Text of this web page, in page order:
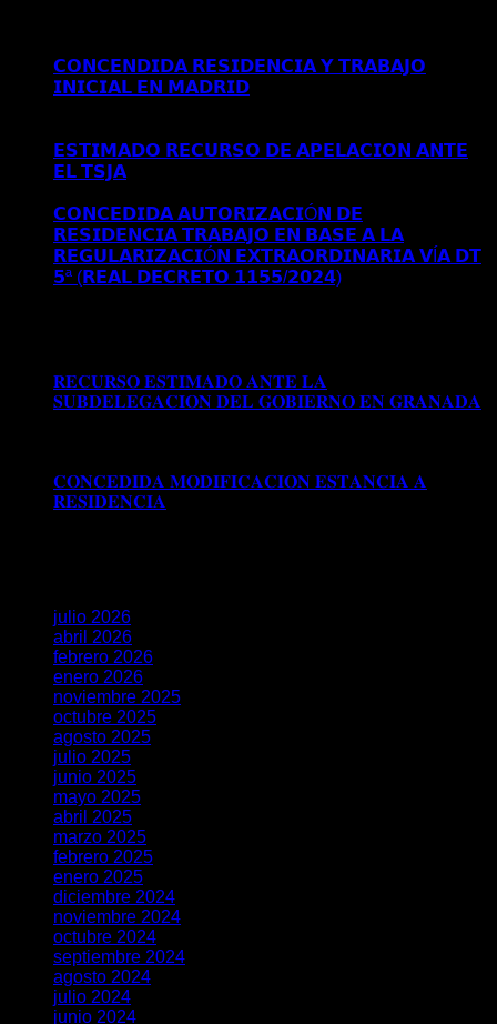
𝗖𝗢𝗡𝗖𝗘𝗡𝗗𝗜𝗗𝗔 𝗥𝗘𝗦𝗜𝗗𝗘𝗡𝗖𝗜𝗔 𝗬 𝗧𝗥𝗔𝗕𝗔𝗝𝗢
𝗜𝗡𝗜𝗖𝗜𝗔𝗟 𝗘𝗡 𝗠𝗔𝗗𝗥𝗜𝗗
𝗘𝗦𝗧𝗜𝗠𝗔𝗗𝗢 𝗥𝗘𝗖𝗨𝗥𝗦𝗢 𝗗𝗘 𝗔𝗣𝗘𝗟𝗔𝗖𝗜𝗢𝗡 𝗔𝗡𝗧𝗘
𝗘𝗟 𝗧𝗦𝗝𝗔
𝗖𝗢𝗡𝗖𝗘𝗗𝗜𝗗𝗔 𝗔𝗨𝗧𝗢𝗥𝗜𝗭𝗔𝗖𝗜Ó𝗡 𝗗𝗘
𝗥𝗘𝗦𝗜𝗗𝗘𝗡𝗖𝗜𝗔 𝗧𝗥𝗔𝗕𝗔𝗝𝗢 𝗘𝗡 𝗕𝗔𝗦𝗘 𝗔 𝗟𝗔
𝗥𝗘𝗚𝗨𝗟𝗔𝗥𝗜𝗭𝗔𝗖𝗜Ó𝗡 𝗘𝗫𝗧𝗥𝗔𝗢𝗥𝗗𝗜𝗡𝗔𝗥𝗜𝗔 𝗩Í𝗔 𝗗𝗧
𝟱ª (𝗥𝗘𝗔𝗟 𝗗𝗘𝗖𝗥𝗘𝗧𝗢 𝟭𝟭𝟱𝟱/𝟮𝟬𝟮𝟰)
𝐑𝐄𝐂𝐔𝐑𝐒𝐎 𝐄𝐒𝐓𝐈𝐌𝐀𝐃𝐎 𝐀𝐍𝐓𝐄 𝐋𝐀
𝐒𝐔𝐁𝐃𝐄𝐋𝐄𝐆𝐀𝐂𝐈𝐎𝐍 𝐃𝐄𝐋 𝐆𝐎𝐁𝐈𝐄𝐑𝐍𝐎 𝐄𝐍 𝐆𝐑𝐀𝐍𝐀𝐃𝐀
𝐂𝐎𝐍𝐂𝐄𝐃𝐈𝐃𝐀 𝐌𝐎𝐃𝐈𝐅𝐈𝐂𝐀𝐂𝐈𝐎𝐍 𝐄𝐒𝐓𝐀𝐍𝐂𝐈𝐀 𝐀
𝐑𝐄𝐒𝐈𝐃𝐄𝐍𝐂𝐈𝐀
julio 2026
abril 2026
febrero 2026
enero 2026
noviembre 2025
octubre 2025
agosto 2025
julio 2025
junio 2025
mayo 2025
abril 2025
marzo 2025
febrero 2025
enero 2025
diciembre 2024
noviembre 2024
octubre 2024
septiembre 2024
agosto 2024
julio 2024
junio 2024